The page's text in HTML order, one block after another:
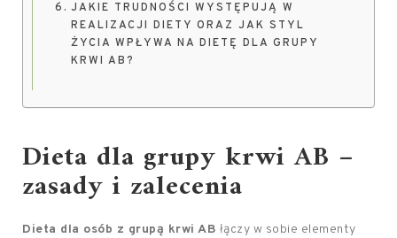
JAKIE TRUDNOŚCI WYSTĘPUJĄ W
REALIZACJI DIETY ORAZ JAK STYL
ŻYCIA WPŁYWA NA DIETĘ DLA GRUPY
KRWI AB?
Dieta dla grupy krwi AB –
zasady i zalecenia
Dieta dla osób z grupą krwi AB łączy w sobie elementy